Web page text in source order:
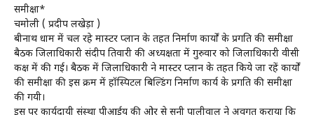
समीक्षा*
चमोली ( प्रदीप लखेड़ा )
बद्रीनाथ धाम में चल रहे मास्टर प्लान के तहत निर्माण कार्यों के प्रगति की समीक्षा
बैठक जिलाधिकारी संदीप तिवारी की अध्यक्षता में गुरुवार को जिलाधिकारी वीसी
कक्ष में की गई। बैठक में जिलाधिकारी ने मास्टर प्लान के तहत किये जा रहें कार्यों
की समीक्षा की इस क्रम में हॉस्पिटल बिल्डिंग निर्माण कार्य के प्रगति की समीक्षा
की गयी।